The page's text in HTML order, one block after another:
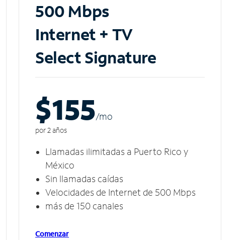
500 Mbps
Internet + TV
Select Signature
$155/mo
por 2 años
Llamadas ilimitadas a Puerto Rico y
México
Sin llamadas caídas
Velocidades de Internet de 500 Mbps
más de 150 canales
Comenzar